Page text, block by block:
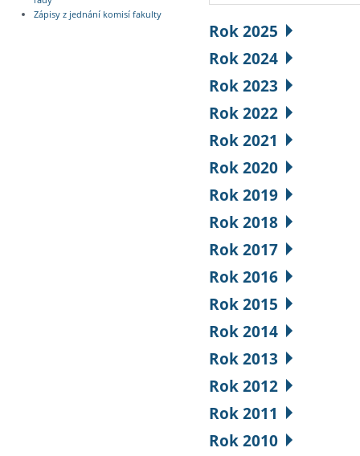
Zápisy z jednání komisí fakulty
Rok 2025
Rok 2024
Rok 2023
Rok 2022
Rok 2021
Rok 2020
Rok 2019
Rok 2018
Rok 2017
Rok 2016
Rok 2015
Rok 2014
Rok 2013
Rok 2012
Rok 2011
Rok 2010